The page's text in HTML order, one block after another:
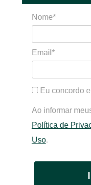
Nome*
Email*
Eu concordo
Ao informar
Política de
Uso.